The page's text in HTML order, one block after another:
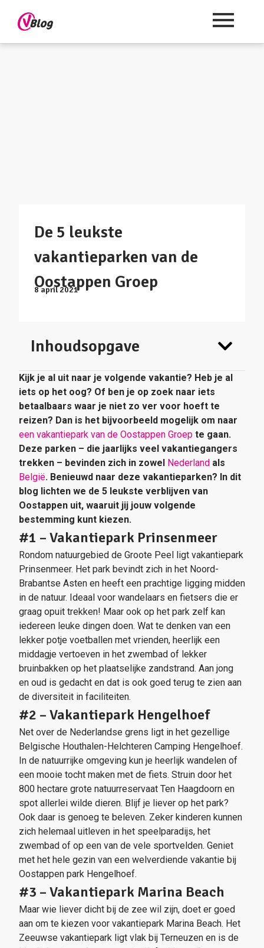
De 5 leukste
vakantieparken van de
Oostappen Groep
8 april 2021
Inhoudsopgave
Kijk je al uit naar je volgende vakantie? Heb je al
iets op het oog? Of ben je op zoek naar iets
betaalbaars waar je niet zo ver voor hoeft te
reizen? Dan is het bijvoorbeeld mogelijk om naar
een vakantiepark van de Oostappen Groep te gaan.
Deze parken – die jaarlijks veel vakantiegangers
trekken – bevinden zich in zowel Nederland als
België. Benieuwd naar deze vakantieparken? In dit
blog lichten we de 5 leukste verblijven van
Oostappen uit, waaruit jij jouw volgende
bestemming kunt kiezen.
#1 – Vakantiepark Prinsenmeer
Rondom natuurgebied de Groote Peel ligt vakantiepark
Prinsenmeer. Het park bevindt zich in het Noord-
Brabantse Asten en heeft een prachtige ligging midden
in de natuur. Ideaal voor wandelaars en fietsers die er
graag opuit trekken! Maar ook op het park zelf kan
iedereen leuke dingen doen. Wat te denken van een
lekker potje voetballen met vrienden, heerlijk een
middagje vertoeven in het zwembad of lekker
bruinbakken op het plaatselijke zandstrand. Aan jong
en oud is gedacht en dat is ook goed terug te zien aan
de diversiteit in faciliteiten.
#2 – Vakantiepark Hengelhoef
Net over de Nederlandse grens ligt in het gezellige
Belgische Houthalen-Helchteren Camping Hengelhoef.
In de natuurrijke omgeving kun je heerlijk wandelen of
een mooie tocht maken met de fiets. Struin door het
800 hectare grote natuurreservaat Ten Haagdoorn en
spot allerlei wilde dieren. Blijf je liever op het park?
Ook daar is genoeg te beleven. Zeker kinderen kunnen
zich helemaal uitleven in het speelparadijs, het
zwembad of op een van de vele sportvelden. Geniet
met het hele gezin van een welverdiende vakantie bij
Oostappen park Hengelhoef.
#3 – Vakantiepark Marina Beach
Maar wie liever dicht bij de zee wil zijn, doet er goed
aan om te kiezen voor vakantiepark Marina Beach. Het
Zeeuwse vakantiepark ligt vlak bij Terneuzen en is de